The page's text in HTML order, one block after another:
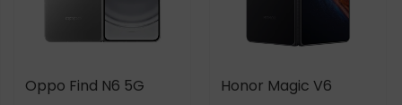
Oppo Find N6 5G Honor Magic V6